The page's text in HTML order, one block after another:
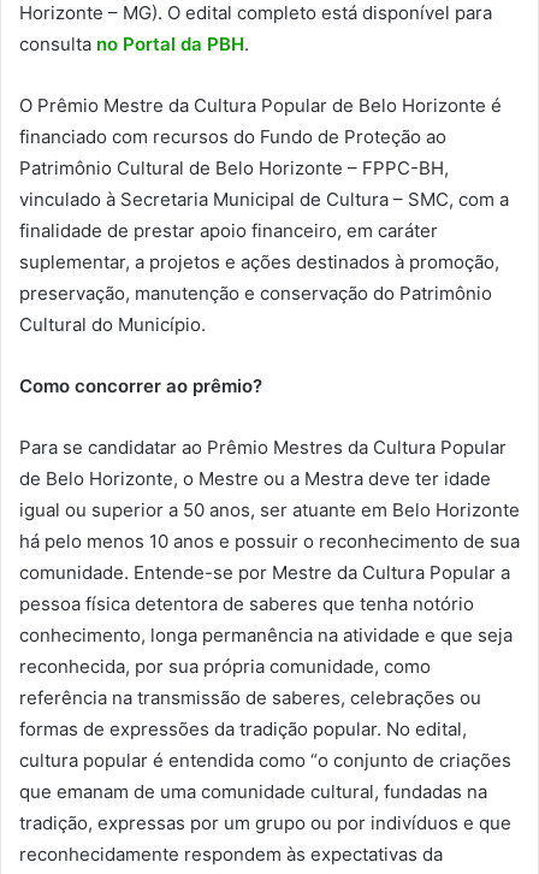
Horizonte – MG). O edital completo está disponível para
consulta no Portal da PBH.
O Prêmio Mestre da Cultura Popular de Belo Horizonte é
financiado com recursos do Fundo de Proteção ao
Patrimônio Cultural de Belo Horizonte – FPPC-BH,
vinculado à Secretaria Municipal de Cultura – SMC, com a
finalidade de prestar apoio financeiro, em caráter
suplementar, a projetos e ações destinados à promoção,
preservação, manutenção e conservação do Patrimônio
Cultural do Município.
Como concorrer ao prêmio?
Para se candidatar ao Prêmio Mestres da Cultura Popular
de Belo Horizonte, o Mestre ou a Mestra deve ter idade
igual ou superior a 50 anos, ser atuante em Belo Horizonte
há pelo menos 10 anos e possuir o reconhecimento de sua
comunidade. Entende-se por Mestre da Cultura Popular a
pessoa física detentora de saberes que tenha notório
conhecimento, longa permanência na atividade e que seja
reconhecida, por sua própria comunidade, como
referência na transmissão de saberes, celebrações ou
formas de expressões da tradição popular. No edital,
cultura popular é entendida como “o conjunto de criações
que emanam de uma comunidade cultural, fundadas na
tradição, expressas por um grupo ou por indivíduos e que
reconhecidamente respondem às expectativas da